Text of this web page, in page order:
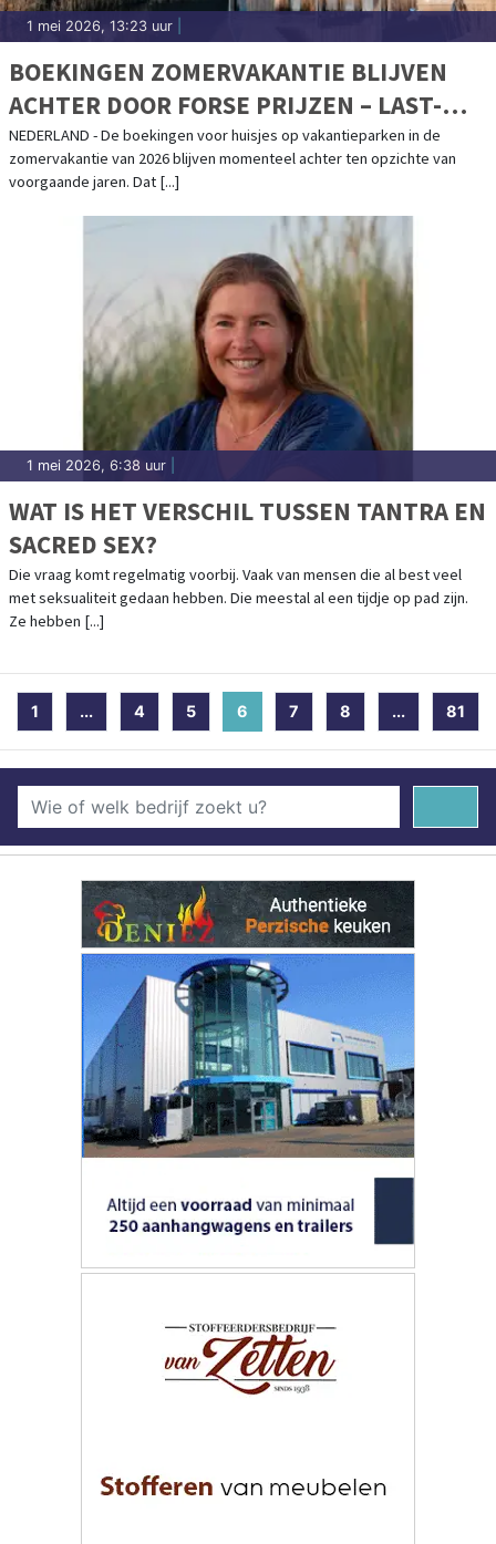
1 mei 2026, 13:23 uur
BOEKINGEN ZOMERVAKANTIE BLIJVEN
ACHTER DOOR FORSE PRIJZEN – LAST-
MINUTE EXPLOSIE VERWACHT
NEDERLAND - De boekingen voor huisjes op vakantieparken in de
zomervakantie van 2026 blijven momenteel achter ten opzichte van
voorgaande jaren. Dat [...]
1 mei 2026, 6:38 uur
WAT IS HET VERSCHIL TUSSEN TANTRA EN
SACRED SEX?
Die vraag komt regelmatig voorbij. Vaak van mensen die al best veel
met seksualiteit gedaan hebben. Die meestal al een tijdje op pad zijn.
Ze hebben [...]
1 ... 4 5 6 (current)
7 8 ... 81